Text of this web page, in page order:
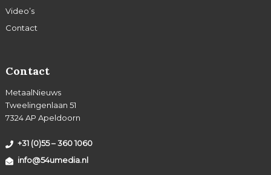
Video’s
Contact
Contact
MetaalNieuws
Tweelingenlaan 51
7324 AP Apeldoorn
+31 (0)55 – 360 1060
info@54umedia.nl